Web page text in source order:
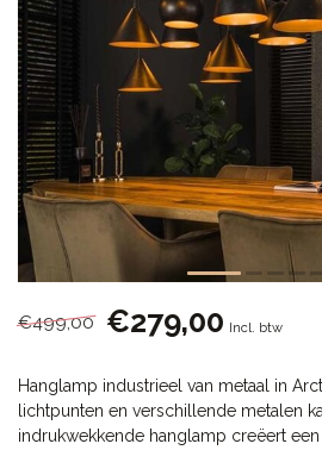
€499,00 €279,00 Incl. btw
Hanglamp industrieel van metaal in
lichtpunten en verschillende metalen
indrukwekkende hanglamp creëert